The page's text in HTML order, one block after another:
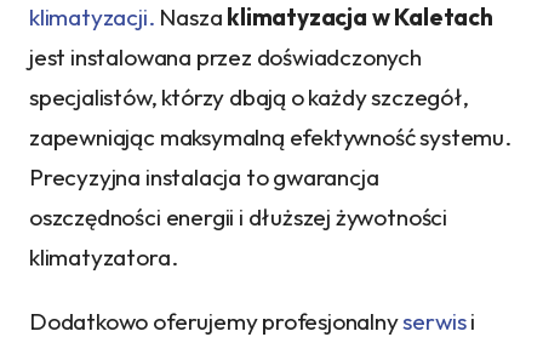
klimatyzacji. Nasza klimatyzacja w Kaletach
jest instalowana przez doświadczonych
specjalistów, którzy dbają o każdy szczegół,
zapewniając maksymalną efektywność systemu.
Precyzyjna instalacja to gwarancja
oszczędności energii i dłuższej żywotności
klimatyzatora.
Dodatkowo oferujemy profesjonalnyserwisi